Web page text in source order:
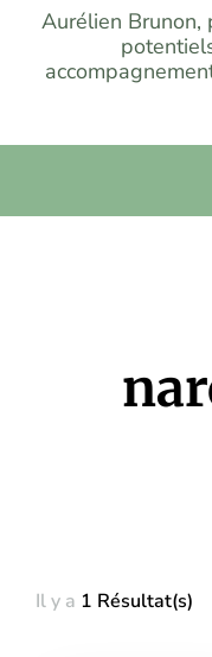
Aurélien Brunon,
Il y a 1 Résultat(s)